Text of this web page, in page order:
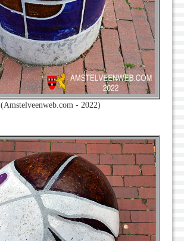
(Amstelveenweb.com - 2022)